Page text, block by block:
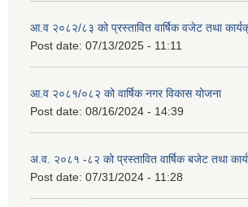
आ.व २०८२/८३ को प्रस्तावित वार्षिक वजेट तथा
Post date: 07/13/2025 - 11:11
आ.व २०८१/०८२ को वार्षिक नगर विकास योजना
Post date: 08/16/2024 - 14:39
अ.व. २०८१ -८२ को प्रस्तावित वार्षिक बजेट तथा
Post date: 07/31/2024 - 11:28